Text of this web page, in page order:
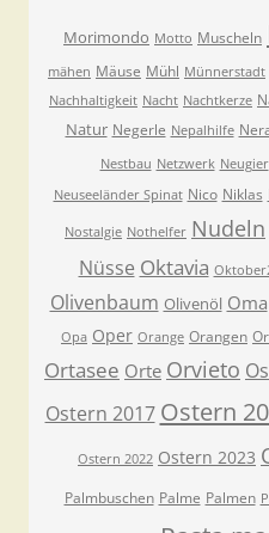
Morimondo Motto Muscheln
mähen Mäuse Mühl Münnerstadt
Nachhaltigkeit Nacht Nachtkerze
Natur Negerle Nepalhilfe
Nestbau Netzwerk Neugier
Neuseeländer Spinat Nico Niklas
Nostalgie Nothelfer Nudeln
Nüsse Oktavia
Olivenbaum Olivenöl Oma
Opa Oper Orange Orangen
Ortasee Orte Orvieto
Ostern 2017 Ostern
Ostern 2022 Ostern 2023
Palmbuschen Palme Palmen